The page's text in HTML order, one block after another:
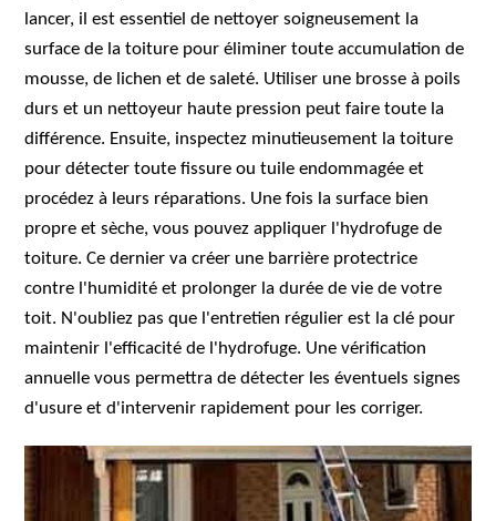
lancer, il est essentiel de nettoyer soigneusement la
surface de la toiture pour éliminer toute accumulation de
mousse, de lichen et de saleté. Utiliser une brosse à poils
durs et un nettoyeur haute pression peut faire toute la
différence. Ensuite, inspectez minutieusement la toiture
pour détecter toute fissure ou tuile endommagée et
procédez à leurs réparations. Une fois la surface bien
propre et sèche, vous pouvez appliquer l'hydrofuge de
toiture. Ce dernier va créer une barrière protectrice
contre l'humidité et prolonger la durée de vie de votre
toit. N'oubliez pas que l'entretien régulier est la clé pour
maintenir l'efficacité de l'hydrofuge. Une vérification
annuelle vous permettra de détecter les éventuels signes
d'usure et d'intervenir rapidement pour les corriger.